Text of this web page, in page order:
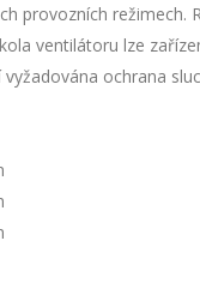
provozních režimech.
ventilátoru lze
ochrana